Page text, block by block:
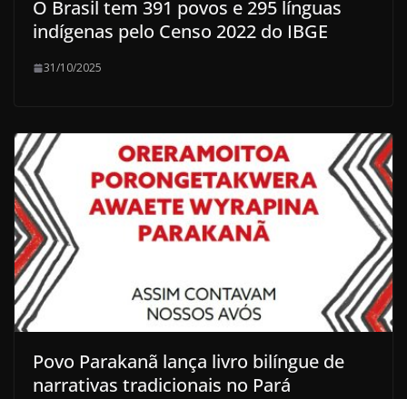
O Brasil tem 391 povos e 295 línguas
indígenas pelo Censo 2022 do IBGE
31/10/2025
Povo Parakanã lança livro bilíngue de
narrativas tradicionais no Pará